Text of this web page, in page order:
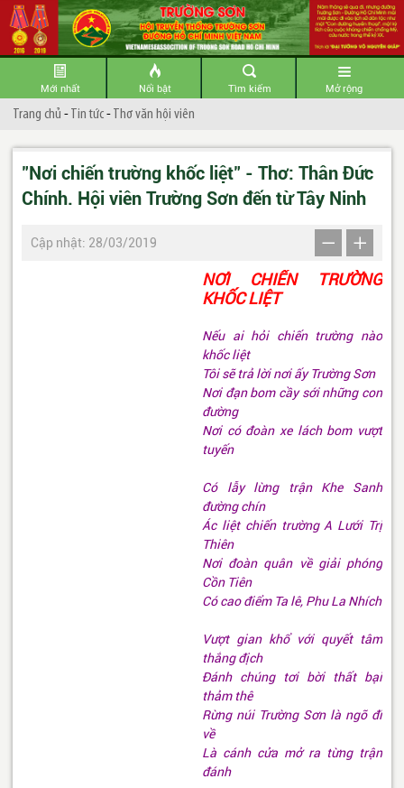
Mới nhất Nổi bật Tìm kiếm Mở rộng
Trang chủ -Tin tức-Thơ văn hội viên
"Nơi chiến trường khốc liệt" - Thơ: Thân Đức
Chính. Hội viên Trường Sơn đến từ Tây Ninh
Cập nhật: 28/03/2019
NƠI CHIẾN TRƯỜNG
KHỐC LIỆT
Nếu ai hỏi chiến trường nào
khốc liệt
Tôi sẽ trả lời nơi ấy Trường Sơn
Nơi đạn bom cầy sới những con
đường
Nơi có đoàn xe lách bom vượt
tuyến
Có lẫy lừng trận Khe Sanh
đường chín
Ác liệt chiến trường A Lưới Trị
Thiên
Nơi đoàn quân về giải phóng
Cồn Tiên
Có cao điểm Ta lê, Phu La Nhích
Vượt gian khổ với quyết tâm
thắng địch
Đánh chúng tơi bời thất bại
thảm thê
Rừng núi Trường Sơn là ngõ đi
về
Là cánh cửa mở ra từng trận
đánh